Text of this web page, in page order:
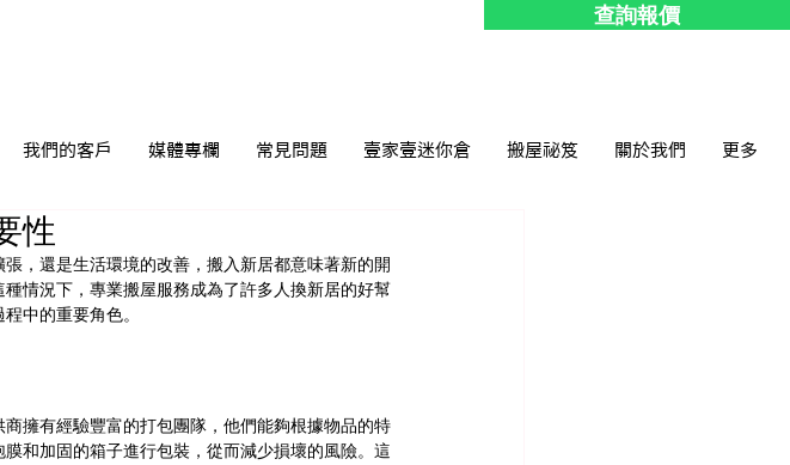
查詢報價
我們的客戶 媒體專欄 常見問題 壹家壹迷你倉 搬屋祕笈 關於我們 更多
性
，還是生活環境的改善，搬入新居都意味著新的開
情況下，專業搬屋服務成為了許多人換新居的好幫
中的重要角色。
擁有經驗豐富的打包團隊，他們能夠根據物品的特
和加固的箱子進行包裝，從而減少損壞的風險。這